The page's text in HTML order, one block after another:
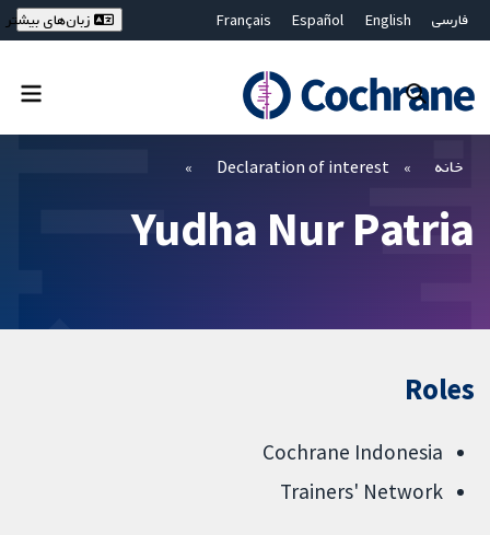
فارسی English
Español
Français
Bahasa Malaysia
ไทย
繁體中文
زبان‌های بیشتر
فیلترها خانه Declaration of interest
Yudha Nur Patria
Roles
Cochrane Indonesia
Trainers' Network